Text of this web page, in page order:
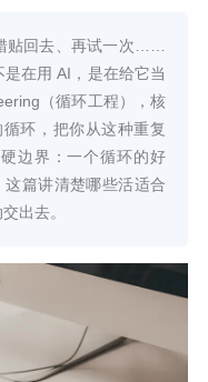
贴回去、再试一次……
在用 AI，是在给它当
（循环工程），核
环，把你从这种重复
边界：一个循环的好
篇讲清楚哪些活适合
出去。